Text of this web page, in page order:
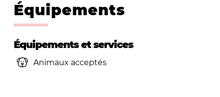
Équipements
Équipements et services
Animaux acceptés